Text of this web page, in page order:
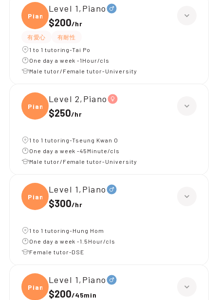
Piano
Level 1,Piano
$200/hr
有愛心
有耐性
1 to 1 tutoring-Tai Po
One day a week -1Hour/cls
Male tutor/Female tutor-University
Piano
Level 2,Piano
$250/hr
1 to 1 tutoring-Tseung Kwan O
One day a week -45Minute/cls
Male tutor/Female tutor-University
Piano
Level 1,Piano
$300/hr
1 to 1 tutoring-Hung Hom
One day a week -1.5Hour/cls
Female tutor-DSE
Piano
Level 1,Piano
$200/45min